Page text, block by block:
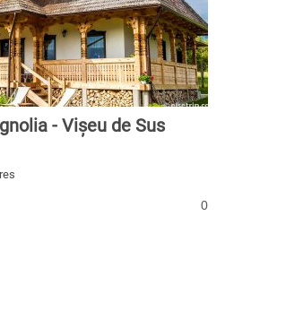
- Vișeu de Sus
0